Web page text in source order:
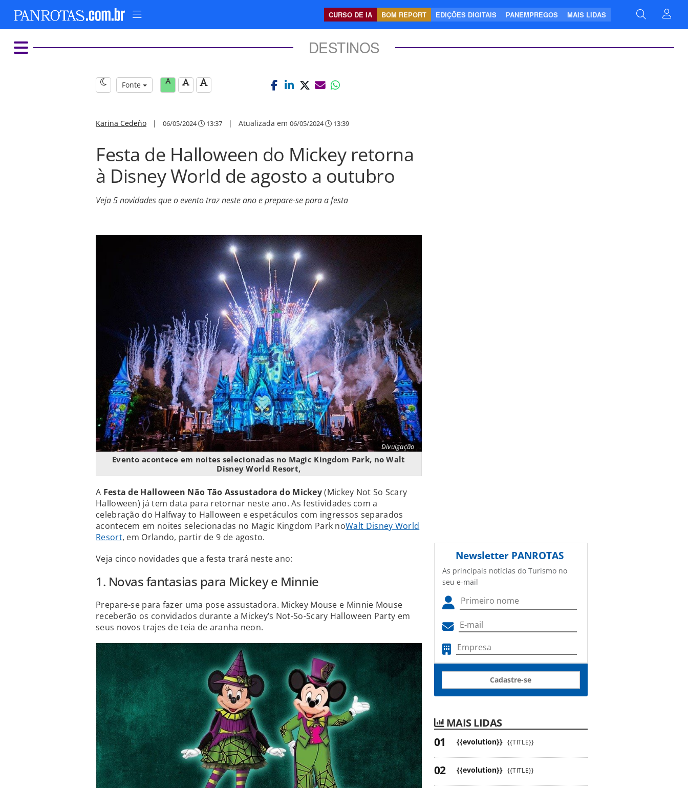
CURSO DE IA BOM REPORT EDIÇÕES DIGITAIS PANEMPREGOS MAIS LIDAS
DESTINOS
Fonte
Karina Cedeño | 06/05/2024 13:37 | Atualizada em 06/05/2024 13:39
Festa de Halloween do Mickey retorna
à Disney World de agosto a outubro
Veja 5 novidades que o evento traz neste ano e prepare-se para a festa
Divulgação
Evento acontece em noites selecionadas no Magic Kingdom Park, no Walt
Disney World Resort,
A Festa de Halloween Não Tão Assustadora do Mickey(Mickey Not So Scary
Halloween) já tem data para retornar neste ano. As festividades com a
celebração do Halfway to Halloween e espetáculos com ingressos separados
acontecem em noites selecionadas no Magic Kingdom Park noWalt Disney World
Resort, em Orlando, partir de 9 de agosto.
Veja cinco novidades que a festa trará neste ano:
1. Novas fantasias para Mickey e Minnie
Prepare-se para fazer uma pose assustadora. Mickey Mouse e Minnie Mouse
receberão os convidados durante a Mickey’s Not-So-Scary Halloween Party em
seus novos trajes de teia de aranha neon.
Newsletter PANROTAS
As principais notícias do Turismo no
seu e-mail
Cadastre-se
MAIS LIDAS
{{evolution}} {{TITLE}}
{{evolution}} {{TITLE}}